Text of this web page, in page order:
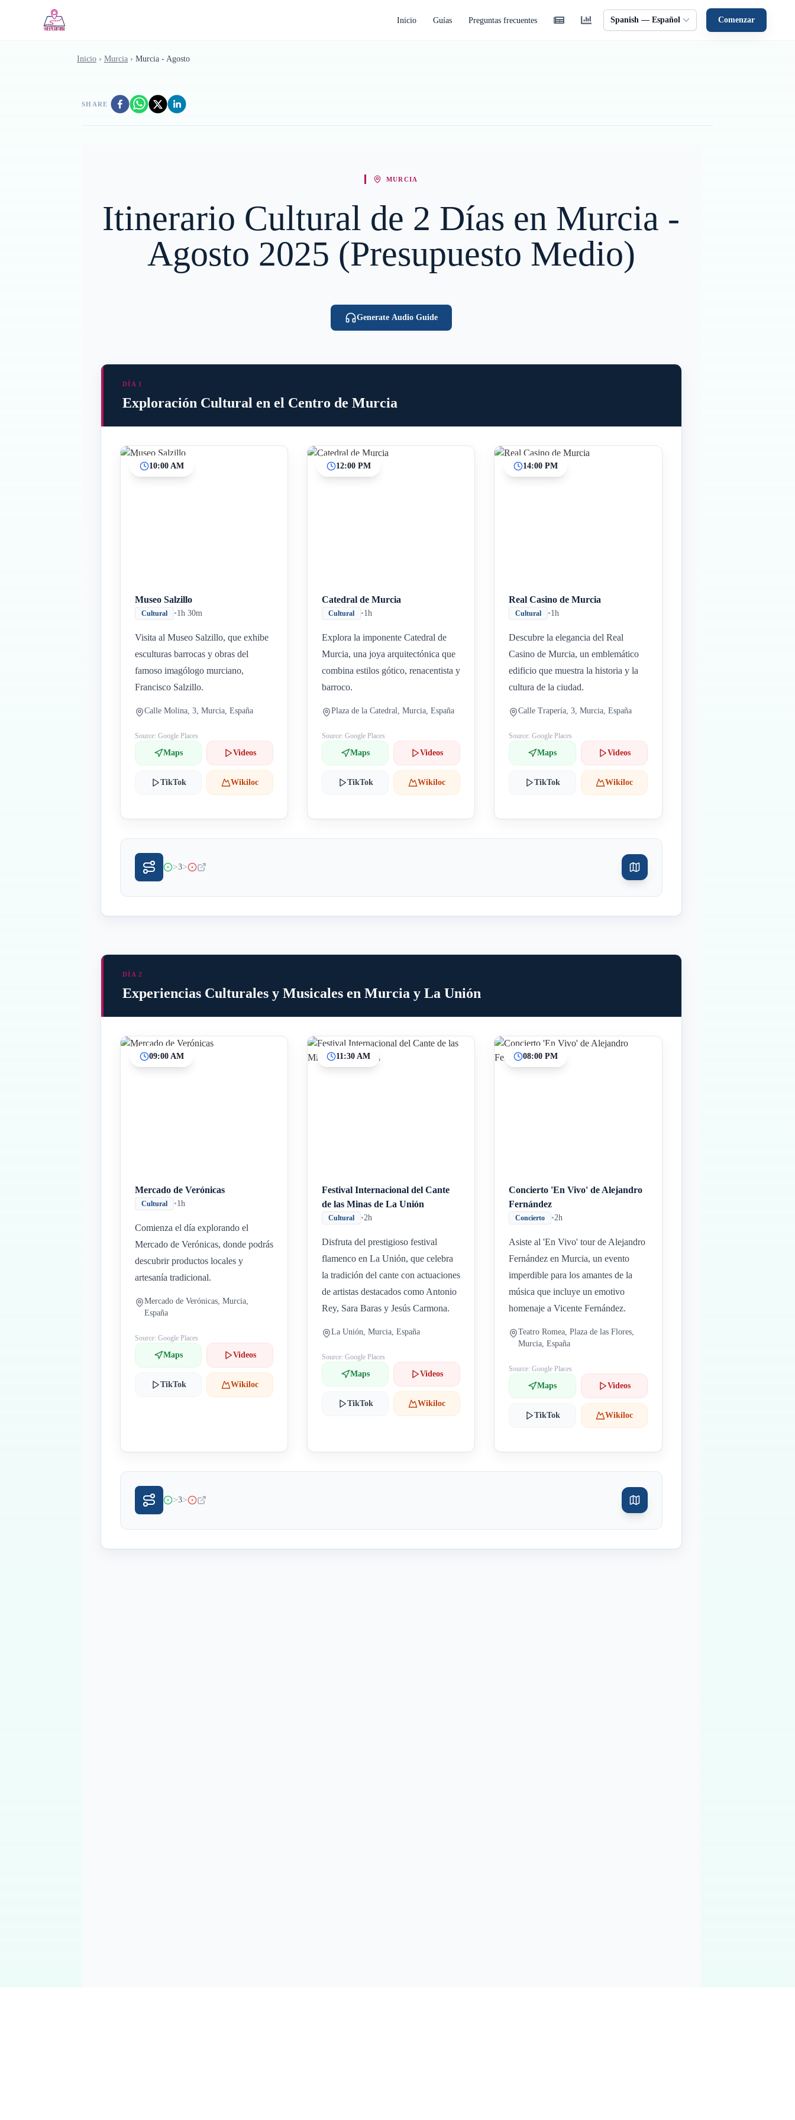
Inicio Guías Preguntas frecuentes Spanish — Español Comenzar
Inicio › Murcia › Murcia - Agosto
SHARE
MURCIA
Itinerario Cultural de 2 Días en Murcia -
Agosto 2025 (Presupuesto Medio)
Generate Audio Guide
DÍA 1
Exploración Cultural en el Centro de Murcia
10:00 AM
Museo Salzillo
Cultural •1h 30m
Visita al Museo Salzillo, que exhibe
esculturas barrocas y obras del
famoso imagólogo murciano,
Francisco Salzillo.
Calle Molina, 3, Murcia, España
Source: Google Places
Maps Videos
TikTok Wikiloc
12:00 PM
Catedral de Murcia
Cultural •1h
Explora la imponente Catedral de
Murcia, una joya arquitectónica que
combina estilos gótico, renacentista y
barroco.
Plaza de la Catedral, Murcia, España
Source: Google Places
Maps Videos
TikTok Wikiloc
14:00 PM
Real Casino de Murcia
Cultural •1h
Descubre la elegancia del Real
Casino de Murcia, un emblemático
edificio que muestra la historia y la
cultura de la ciudad.
Calle Trapería, 3, Murcia, España
Source: Google Places
Maps Videos
TikTok Wikiloc
>3>
DÍA 2
Experiencias Culturales y Musicales en Murcia y La Unión
09:00 AM
Mercado de Verónicas
Cultural •1h
Comienza el día explorando el
Mercado de Verónicas, donde podrás
descubrir productos locales y
artesanía tradicional.
Mercado de Verónicas, Murcia,
España
Source: Google Places
Maps Videos
TikTok Wikiloc
11:30 AM
Festival Internacional del Cante
de las Minas de La Unión
Cultural •2h
Disfruta del prestigioso festival
flamenco en La Unión, que celebra
la tradición del cante con actuaciones
de artistas destacados como Antonio
Rey, Sara Baras y Jesús Carmona.
La Unión, Murcia, España
Source: Google Places
Maps Videos
TikTok Wikiloc
08:00 PM
Concierto 'En Vivo' de Alejandro
Fernández
Concierto •2h
Asiste al 'En Vivo' tour de Alejandro
Fernández en Murcia, un evento
imperdible para los amantes de la
música que incluye un emotivo
homenaje a Vicente Fernández.
Teatro Romea, Plaza de las Flores,
Murcia, España
Source: Google Places
Maps Videos
TikTok Wikiloc
>3>